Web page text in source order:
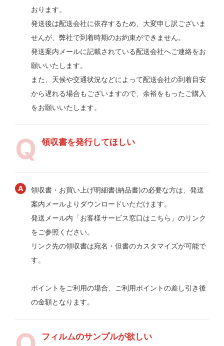
おります。
発送後は配送会社に依存するため、大変申し訳ございま
せんが、弊社で到着時期のお約束ができません。
発送案内メールに記載されている配送会社へご連絡をお
願いいたします。
また、天候や交通状況などによって配送会社の到着目安
から遅れる場合もございますので、余裕をもったご購入
をお願いいたします。
領収書を発行してほしい
領収書・お買い上げ明細書(納品書)の必要な方は、発送
案内メールよりダウンロードいただけます。
発送メール内「お客様サービス窓口はこちら」のリンク
をご参照ください。
リンク先の領収書は宛名・但書のカスタマイズが可能で
す。
ポイントをご利用の場合、ご利用ポイントの差し引き後
の金額となります。
フィルムのサンプルが欲しい